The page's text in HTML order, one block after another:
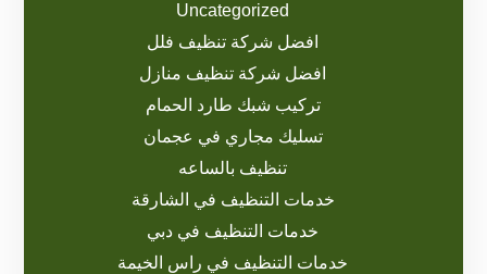
Uncategorized
افضل شركة تنظيف فلل
افضل شركة تنظيف منازل
تركيب شبك طارد الحمام
تسليك مجاري في عجمان
تنظيف بالساعه
خدمات التنظيف في الشارقة
خدمات التنظيف في دبي
خدمات التنظيف في راس الخيمة